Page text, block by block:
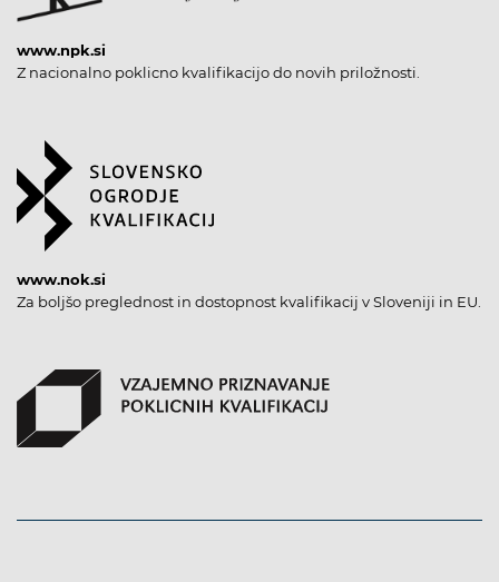
www.npk.si
Z nacionalno poklicno kvalifikacijo do novih priložnosti.
www.nok.si
Za boljšo preglednost in dostopnost kvalifikacij v Sloveniji in EU.